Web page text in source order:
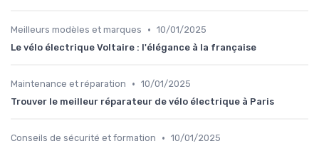
Meilleurs modèles et marques • 10/01/2025
Le vélo électrique Voltaire : l'élégance à la française
Maintenance et réparation • 10/01/2025
Trouver le meilleur réparateur de vélo électrique à Paris
Conseils de sécurité et formation • 10/01/2025